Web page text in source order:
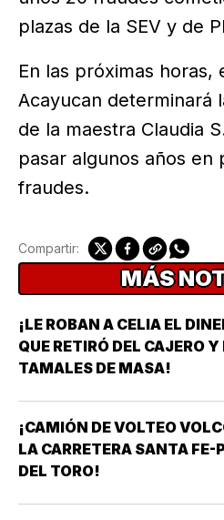
plazas de la SEV y de
En las próximas horas,
Acayucan determinará
de la maestra Claudia
pasar algunos años en
fraudes.
Compartir:
MÁS
¡LE ROBAN A CELIA EL
QUE RETIRÓ DEL CAJERO Y
TAMALES DE MASA!
¡CAMIÓN DE VOLTEO
LA CARRETERA SANTA FE-
DEL TORO!